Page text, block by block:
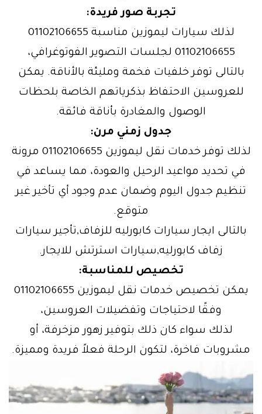
تجربة صور فريدة:
لذلك سيارات ليموزين مناسبة 01102106655
01102106655 لجلسات التصوير الفوتوغرافي،
بالتالى توفر خلفيات فخمة ومليئة بالأناقة. يمكن
للعروسين الاحتفاظ بذكرياتهم الخاصة بلحظات
الوصول والمغادرة بأناقة فائقة.
جدول زمني مرن:
لذلك توفر خدمات نقل ليموزين 01102106655 مرونة
في تحديد مواعيد الرحيل والعودة، مما يساعد في
تنظيم جدول اليوم وضمان عدم وجود أي تأخير غير
متوقع.
بالتالى ايجار سيارات كابورليه للزفاف,تأجير سيارات
زفاف كابورليه,سيارات استرتش للايجار.
تخصيص للمناسبة:
يمكن تخصيص خدمات نقل ليموزين 01102106655
وفقًا لاحتياجات وتفضيلات العروسين،
لذلك سواء كان ذلك بتوفير زهور مزخرفة، أو
مشروبات فاخرة، لتكون الرحلة فعلاً فريدة ومميزة.